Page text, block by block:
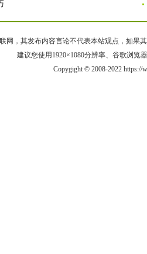
网，其发布内容言论不代表本站观点，如果
建议您使用1920×1080分辨率、谷歌浏览
Copygight © 2008-2022 https://